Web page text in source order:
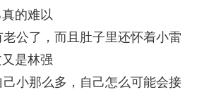
的难以
公了，而且肚子里还怀着小雷
是林强
小那么多，自己怎么可能会接